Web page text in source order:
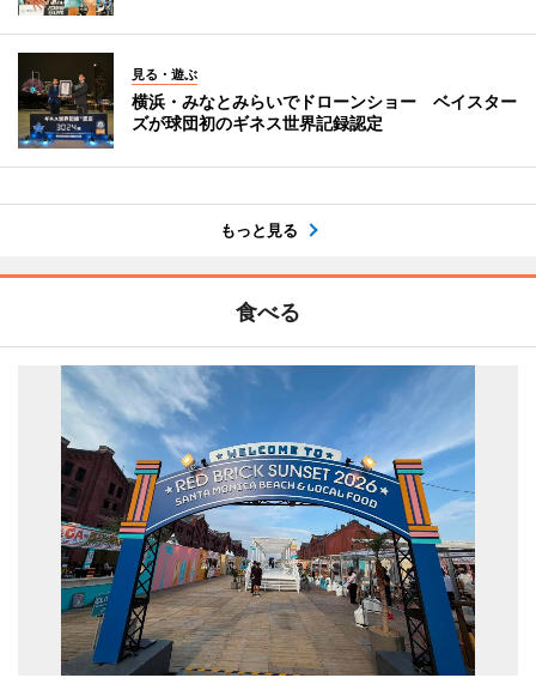
見る・遊ぶ
横浜・みなとみらいでドローンショー ベイスター
ズが球団初のギネス世界記録認定
もっと見る
食べる